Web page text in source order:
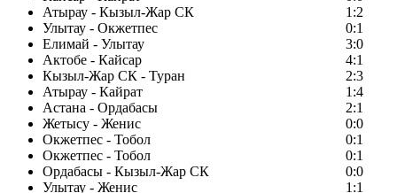
Атырау - Кызыл-Жар СК
1:2
Улытау - Окжетпес
0:1
Елимай - Улытау
3:0
Актобе - Кайсар
4:1
Кызыл-Жар СК - Туран
2:3
Атырау - Кайрат
1:4
Астана - Ордабасы
2:1
Жетысу - Женис
0:0
Окжетпес - Тобол
0:1
Окжетпес - Тобол
0:1
Ордабасы - Кызыл-Жар СК
0:0
Улытау - Женис
1:1